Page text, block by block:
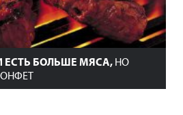
ЕСТЬ БОЛЬШЕ МЯСА, НО